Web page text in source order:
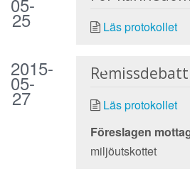
25 Läs protokollet
2015-
05-
27
Remissdebatt
Läs protokollet
Föreslagen
miljöutskottet